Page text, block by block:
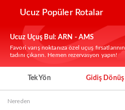
Ucuz Popüler Rotalar
Ucuz Uçuş Bul: ARN - AMS
Favori varış noktanıza özel uçuş fırsatlarının
tadını çıkarın. Hemen rezervasyon yapın!
Tek Yön Gidiş Dönüş
Nereden